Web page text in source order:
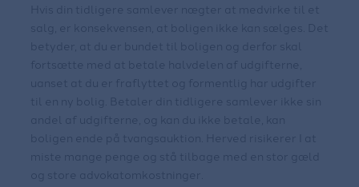
Hvis din tidligere samlever nægter at medvirke til et
salg, er konsekvensen, at boligen ikke kan sælges. Det
betyder, at du er bundet til boligen og derfor skal
fortsætte med at betale halvdelen af udgifterne,
uanset at du er fraflyttet og formentlig har udgifter
til en ny bolig. Betaler din tidligere samlever ikke sin
andel af udgifterne, og kan du ikke betale, kan
boligen ende på tvangsauktion. Herved risikerer I at
miste mange penge og stå tilbage med en stor gæld
og store advokatomkostninger.